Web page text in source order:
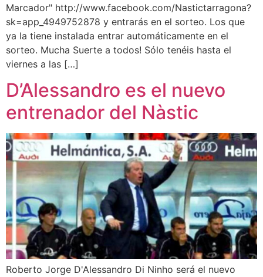
Marcador" http://www.facebook.com/Nastictarragona?
sk=app_4949752878 y entrarás en el sorteo. Los que
ya la tiene instalada entrar automáticamente en el
sorteo. Mucha Suerte a todos! Sólo tenéis hasta el
viernes a las […]
D’Alessandro es el nuevo
entrenador del Nàstic
Roberto Jorge D'Alessandro Di Ninho será el nuevo